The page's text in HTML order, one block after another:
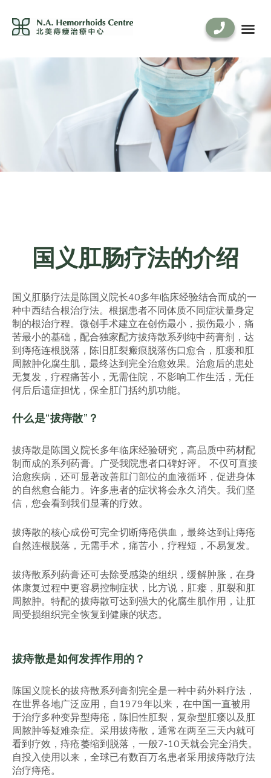
国义肛肠疗法的介绍
国义肛肠疗法是陈国义院长40多年临床经验结合而成的一
种中西结合根治疗法。根据患者不同体质不同症状量身定
制的根治疗程。微创手术建立在创伤最小，损伤最小，痛
苦最小的基础，配合独家配方拔痔散系列纯中药膏剂，达
到痔疮连根脱落，陈旧肛裂瘢痕脱落伤口愈合，肛瘘和肛
周脓肿化腐生肌，最终达到完全治愈效果。治愈后的患处
无复发，疗程痛苦小，无需住院，不影响工作生活，无任
何后后遗症担忧，保全肛门括约肌功能。
什么是“拔痔散”？
拔痔散是陈国义院长多年临床经验研究，高品质中药材配
制而成的系列药膏。广受我院患者口碑好评。 不仅可直接
治愈疾病，还可显著改善肛门部位的血液循环，促进身体
的自然愈合能力。许多患者的症状将会永久消失。我们坚
信，您会看到我们显著的疗效。
拔痔散的核心成份可完全切断痔疮供血，最终达到让痔疮
自然连根脱落，无需手术，痛苦小，疗程短，不易复发。
拔痔散系列药膏还可去除受感染的组织，缓解肿胀，在身
体康复过程中更容易控制症状，比方说，肛瘘，肛裂和肛
周脓肿。特配的拔痔散可达到强大的化腐生肌作用，让肛
周受损组织完全恢复到健康的状态。
拔痔散是如何发挥作用的？
陈国义院长的拔痔散系列膏剂完全是一种中药外科疗法，
在世界各地广泛应用，自1979年以来，在中国一直被用
于治疗多种变异型痔疮，陈旧性肛裂，复杂型肛瘘以及肛
周脓肿等疑难杂症。采用拔痔散，通常在两至三天内就可
看到疗效，痔疮萎缩到脱落，一般7-10天就会完全消失。
自投入使用以来，全球已有数百万名患者采用拔痔散疗法
治疗痔疮。